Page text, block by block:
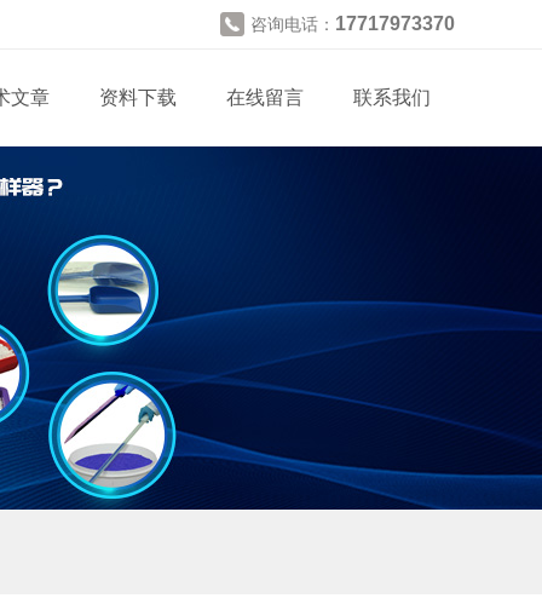
咨询电话： 17717973370
文章 资料下载 在线留言 联系我们